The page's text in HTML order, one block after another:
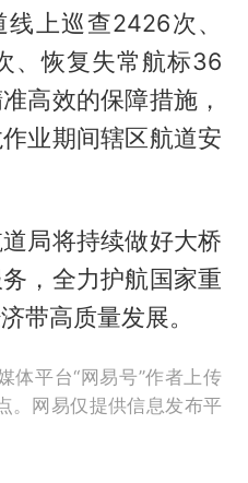
上巡查2426次、
、恢复失常航标36
高效的保障措施，
业期间辖区航道安
局将持续做好大桥
，全力护航国家重
带高质量发展。
体平台“网易号”作者上传
。网易仅提供信息发布平